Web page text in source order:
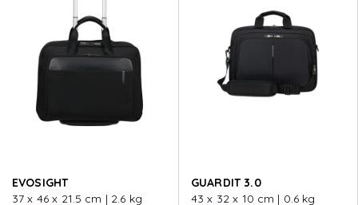
EVOSIGHT
37 x 46 x 21.5 cm | 2.6 kg
GUARDIT 3.0
43 x 32 x 10 cm | 0.6 kg